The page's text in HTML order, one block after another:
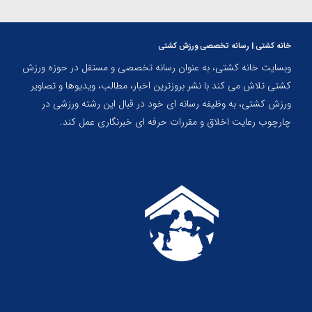
خانه کشتی | رسانه تخصصی ورزش کشتی
وبسایت خانه کشتی، به عنوان رسانه تخصصی و مستقل در حوزه ورزش
کشتی تلاش می کند با نشر بروزترین اخبار، مطالب، ویدیوها و تصاویر
ورزش کشتی، به وظیفه رسانه ای خود در قبال این رشته ورزشی در
چارچوب رعایت اخلاق و مقررات حرفه ای خبرنگاری عمل کند.